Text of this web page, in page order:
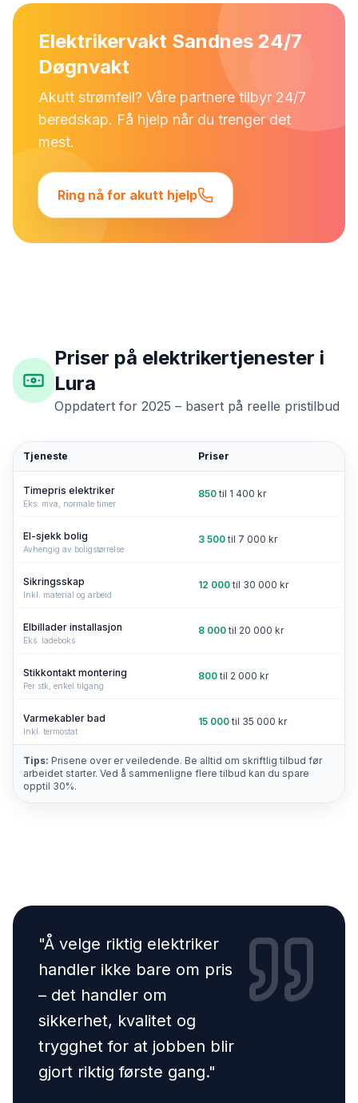
Elektrikervakt Sandnes 24/7
Døgnvakt
Akutt strømfeil? Våre partnere tilbyr 24/7
beredskap. Få hjelp når du trenger det
mest.
Ring nå for akutt hjelp
Priser på elektrikertjenester i
Lura
Oppdatert for 2025 – basert på reelle pristilbud
Tjeneste Priser
Timepris elektriker
Eks. mva, normale timer
850 til 1 400 kr
El-sjekk bolig
Avhengig av boligstørrelse
3 500 til 7 000 kr
Sikringsskap
Inkl. material og arbeid
12 000 til 30 000 kr
Elbillader installasjon
Eks. ladeboks
8 000 til 20 000 kr
Stikkontakt montering
Per stk, enkel tilgang
800 til 2 000 kr
Varmekabler bad
Inkl. termostat
15 000 til 35 000 kr
Tips: Prisene over er veiledende. Be alltid om skriftlig tilbud før
arbeidet starter. Ved å sammenligne flere tilbud kan du spare
opptil 30%.
"Å velge riktig elektriker
handler ikke bare om pris
– det handler om
sikkerhet, kvalitet og
trygghet for at jobben blir
gjort riktig første gang."